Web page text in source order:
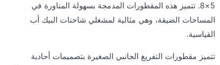
5×8. تتميز هذه المقطورات المدمجة بسهولة المناورة في
المساحات الضيقة، وهي مثالية لمشغلي شاحنات البيك أب
القياسية.
تتميز مقطورات التفريغ الجانبي الصغيرة بتصميمات أحادية